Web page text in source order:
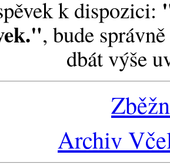
k dispozici:
, bude
dbát výše
Archiv